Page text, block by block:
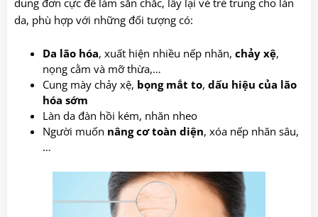
dung đơn cực để làm săn chắc, lấy lại vẻ trẻ trung cho làn
da, phù hợp với những đối tượng có:
Da lão hóa, xuất hiện nhiều nếp nhăn, chảy xệ,
nọng cằm và mỡ thừa,…
Cung mày chảy xệ, bọng mắt to, dấu hiệu của lão
hóa sớm
Làn da đàn hồi kém, nhăn nheo
Người muốn nâng cơ toàn diện, xóa nếp nhăn sâu,
…